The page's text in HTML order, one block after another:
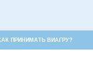
ПРИНИМАТЬ ВИАГРУ?